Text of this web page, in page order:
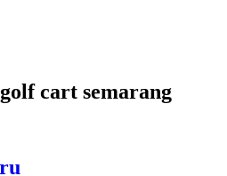
cart semarang